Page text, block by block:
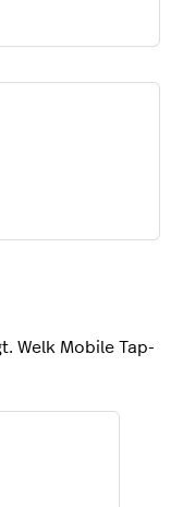
Welk Mobile Tap-